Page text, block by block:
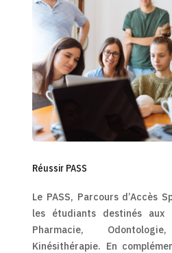
Réussir PASS
Le PASS, Parcours d’Accès
les étudiants destinés aux
Pharmacie,
Kinésithérapie. En